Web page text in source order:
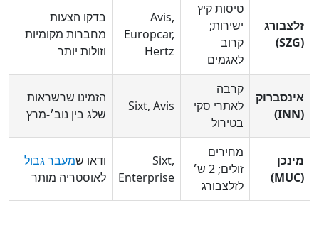
טיסות קיץ
ישירות;
קרוב
לאגמים
Avis,
Europcar,
Hertz
בדקו הצעות
מחברות מקומיות
וזולות יותר
קרבה
לאתרי סקי
בטירול
Sixt, Avis
הזמינו שרשראות
שלג בין נוב׳‑מרץ
מחירים
זולים; 2 ש׳
לזלצבורג
Sixt,
Enterprise
ודאו שמעבר גבול
לאוסטריה מותר